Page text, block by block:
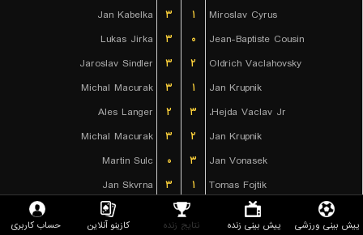
Jan Kabelka
۳ ۱
Miroslav Cyrus
Lukas Jirka
۳ ۰
Jean-Baptiste Cousin
Jaroslav Sindler
۳ ۲
Oldrich Vaclahovsky
Michal Macurak
۳ ۱
Jan Krupnik
Ales Langer
۲ ۳
Hejda Vaclav Jr.
Michal Macurak
۳ ۲
Jan Krupnik
Martin Sulc
۰ ۳
Jan Vonasek
Jan Skvrna
۳ ۱
Tomas Fojtik
Filip Mandrysz
۳
Oldrich Vaclahovsky
پیش بینی ورزشی پیش بینی زنده نتایج زنده کازینو آنلاین حساب کاربری